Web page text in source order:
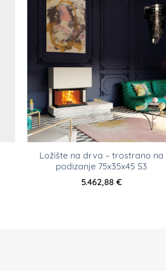
Ložište na drva – trostrano na
podizanje 75x35x45 S3
5.462,88 €